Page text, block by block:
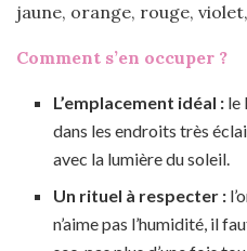
jaune, orange, rouge,
Comment s’en occuper ?
L’emplacement idéal : le
dans les endroits très
avec la lumière du soleil.
Un rituel à respecter :
n’aime pas l’humidité, il